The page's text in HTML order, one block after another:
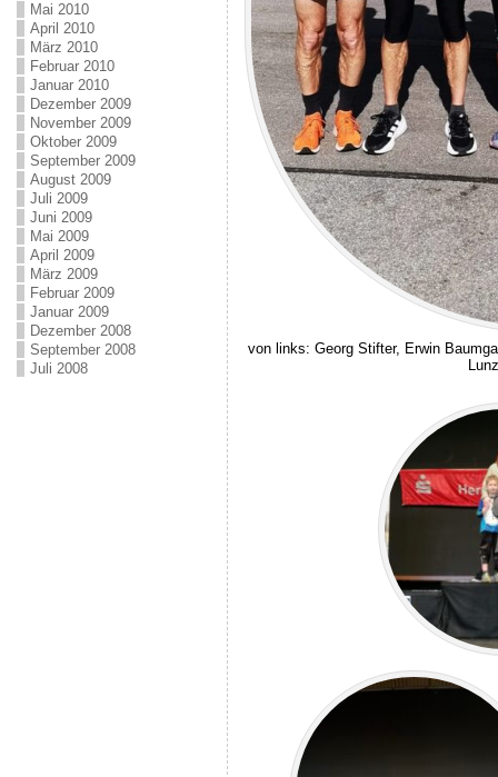
Mai 2010
April 2010
März 2010
Februar 2010
Januar 2010
Dezember 2009
November 2009
Oktober 2009
September 2009
August 2009
Juli 2009
Juni 2009
Mai 2009
April 2009
März 2009
Februar 2009
Januar 2009
Dezember 2008
September 2008
Juli 2008
von links: Georg Stifter, Erwin